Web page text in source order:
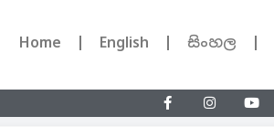
Home English සිංහල